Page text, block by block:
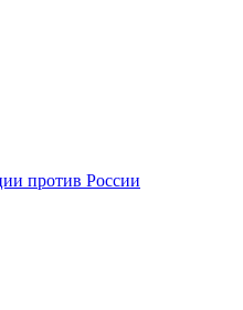
против России